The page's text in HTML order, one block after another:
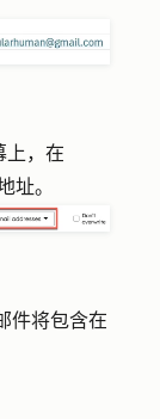
上，在
址。
件将包含在